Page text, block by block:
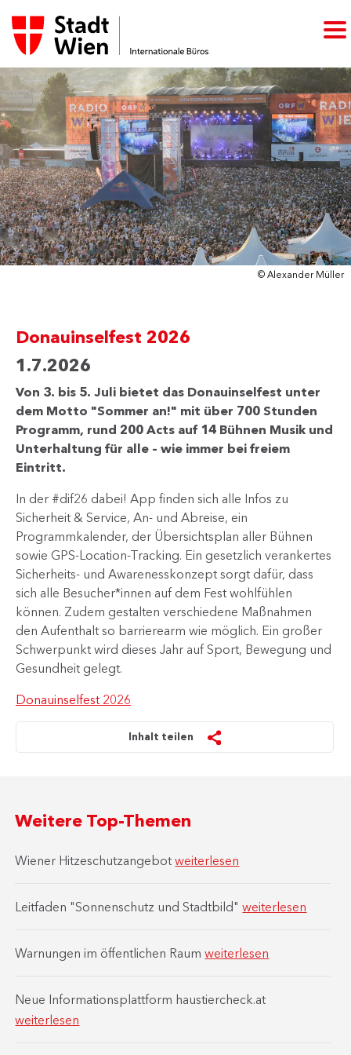
© Alexander Müller
Donauinselfest 2026
1.7.2026
Von 3. bis 5. Juli bietet das Donauinselfest unter
dem Motto "Sommer an!" mit über 700 Stunden
Programm, rund 200 Acts auf 14 Bühnen Musik und
Unterhaltung für alle – wie immer bei freiem
Eintritt.
In der #dif26 dabei! App finden sich alle Infos zu
Sicherheit & Service, An- und Abreise, ein
Programmkalender, der Übersichtsplan aller Bühnen
sowie GPS-Location-Tracking. Ein gesetzlich verankertes
Sicherheits- und Awarenesskonzept sorgt dafür, dass
sich alle Besucher*innen auf dem Fest wohlfühlen
können. Zudem gestalten verschiedene Maßnahmen
den Aufenthalt so barrierearm wie möglich. Ein großer
Schwerpunkt wird dieses Jahr auf Sport, Bewegung und
Gesundheit gelegt.
Donauinselfest 2026
Inhalt teilen
Weitere Top-Themen
Wiener Hitzeschutzangebotweiterlesen
Leitfaden "Sonnenschutz und Stadtbild"weiterlesen
Warnungen im öffentlichen Raumweiterlesen
Neue Informationsplattform haustiercheck.at
weiterlesen